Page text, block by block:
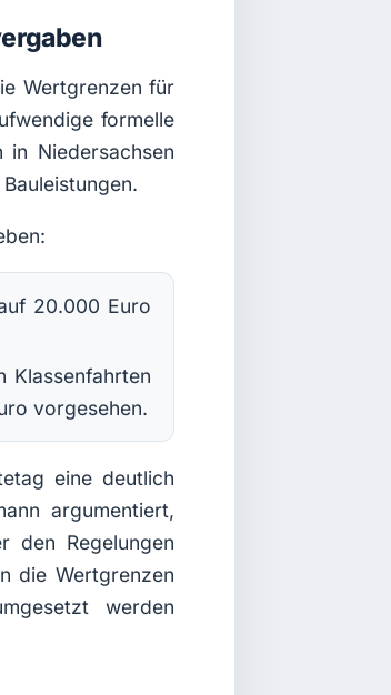
Wertgrenzen für
formelle
in Niedersachsen
20.000 Euro
Klassenfahrten
vorgesehen.
eine deutlich
argumentiert,
den Regelungen
die Wertgrenzen
werden